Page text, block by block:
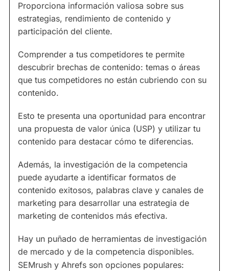
Proporciona información valiosa sobre sus
estrategias, rendimiento de contenido y
participación del cliente.
Comprender a tus competidores te permite
descubrir brechas de contenido: temas o áreas
que tus competidores no están cubriendo con su
contenido.
Esto te presenta una oportunidad para encontrar
una propuesta de valor única (USP) y utilizar tu
contenido para destacar cómo te diferencias.
Además, la investigación de la competencia
puede ayudarte a identificar formatos de
contenido exitosos, palabras clave y canales de
marketing para desarrollar una estrategia de
marketing de contenidos más efectiva.
Hay un puñado de herramientas de investigación
de mercado y de la competencia disponibles.
SEMrush y Ahrefs son opciones populares: